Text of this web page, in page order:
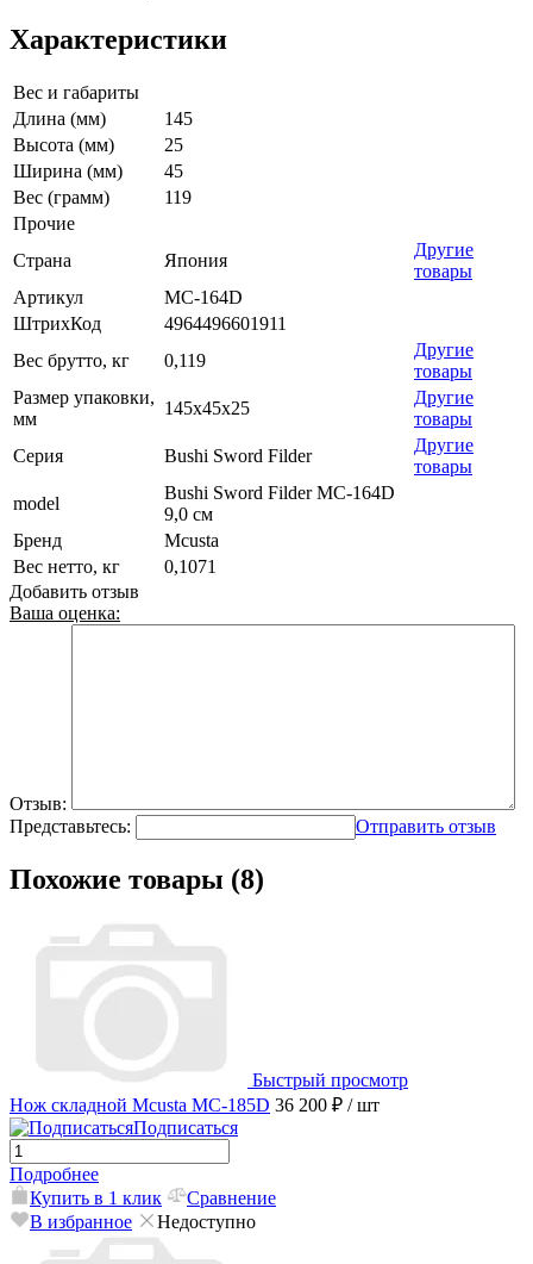
Характеристики
Вес и габариты
Длина (мм)
145
Высота (мм)
25
Ширина (мм)
45
Вес (грамм)
119
Прочие
Страна
Япония
Другие
товары
Артикул
MC-164D
ШтрихКод
4964496601911
Вес брутто, кг
0,119
Другие
товары
Размер упаковки,
мм
145x45x25
Другие
товары
Серия
Bushi Sword Filder
Другие
товары
model
Bushi Sword Filder MC-164D
9,0 см
Бренд
Mcusta
Вес нетто, кг
0,1071
Добавить отзыв
Ваша оценка:
Отзыв:
Представьтесь:
Отправить отзыв
Похожие товары (8)
Быстрый просмотр
Нож складной Mcusta MC-185D 36 200 ₽ / шт
Подписаться
Подробнее
Купить в 1 клик
Сравнение
В избранное
Недоступно